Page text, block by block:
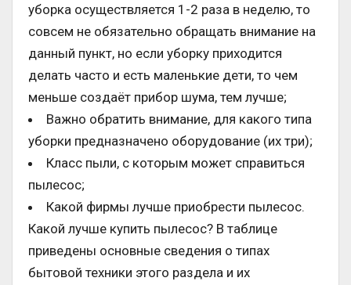
уборка осуществляется 1-2 раза в неделю, то
совсем не обязательно обращать внимание на
данный пункт, но если уборку приходится
делать часто и есть маленькие дети, то чем
меньше создаёт прибор шума, тем лучше;
Важно обратить внимание, для какого типа
уборки предназначено оборудование (их три);
Класс пыли, с которым может справиться
пылесос;
Какой фирмы лучше приобрести пылесос.
Какой лучше купить пылесос? В таблице
приведены основные сведения о типах
бытовой техники этого раздела и их